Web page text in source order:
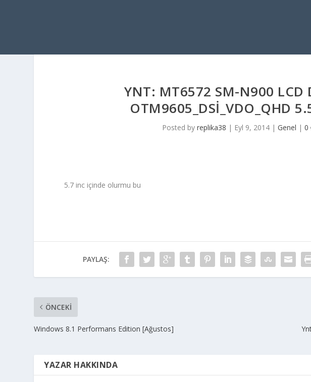
YNT: MT6572 SM-N900 LCD
OTM9605_DSI_VDO_QHD
Posted by replika38 | Eyl 9, 2014| Genel | 0
5.7 inc içinde olurmu bu
PAYLAŞ:
ÖNCEKI
Windows 8.1 Performans Edition [Ağustos]
YAZAR HAKKINDA